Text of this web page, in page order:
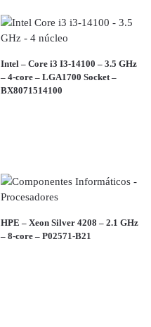
Intel – Core i3 I3-14100 – 3.5 GHz
– 4-core – LGA1700 Socket –
BX8071514100
HPE – Xeon Silver 4208 – 2.1 GHz
– 8-core – P02571-B21